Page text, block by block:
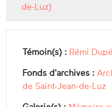
de-Luz)
Témoin(s) : Rémi
Fonds d'archives :
de Saint-Jean-de-Luz